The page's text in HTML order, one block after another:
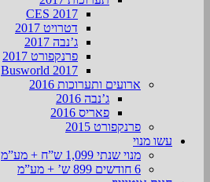
CES 2017
דטרויט 2017
ג’נבה 2017
פרנקפורט 2017
Busworld 2017
ארועים ותערוכות 2016
ג’נבה 2016
פאריס 2016
פרנקפורט 2015
עשו מנוי
מנוי שנתי 1,099 ש”ח + מע”מ
6 חודשים 899 ש’ + מע”מ